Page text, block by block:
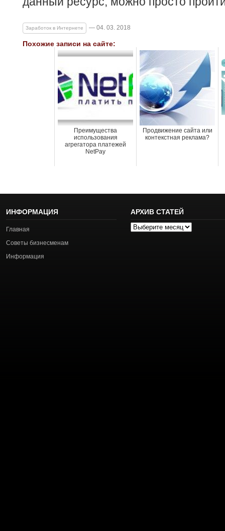
Заработок в Интернете — 04. 03. 2018
Похожие записи на сайте:
Преимущества
использования
агрегатора платежей
NetPay
Продвижение сайта или
контекстная реклама?
ИНФОРМАЦИЯ
Главная
Советы бизнесменам
Информация
АРХИВ СТАТЕЙ
Архив